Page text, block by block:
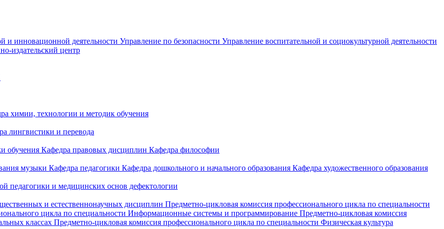
и инновационной деятельности Управление по безопасности Управление воспитательной и социокультурной деятельности
издательский центр
химии, технологии и методик обучения
лингвистики и перевода
обучения Кафедра правовых дисциплин Кафедра философии
музыки Кафедра педагогики Кафедра дошкольного и начального образования Кафедра художественного образования
педагогики и медицинских основ дефектологии
и естественнонаучных дисциплин Предметно-цикловая комиссия профессионального цикла по специальности
цикла по специальности Информационные системы и программирование Предметно-цикловая комиссия
классах Предметно-цикловая комиссия профессионального цикла по специальности Физическая культура